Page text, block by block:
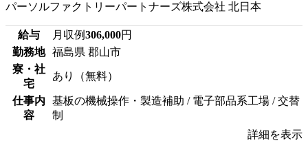
パーソルファクトリーパートナーズ株式会社 北日本
給与 月収例306,000円
勤務地
福島県 郡山市
寮・社
宅
あり（無料）
仕事内
容
基板の機械操作・製造補助 / 電子部品系工場 / 交替
制
詳細を表示